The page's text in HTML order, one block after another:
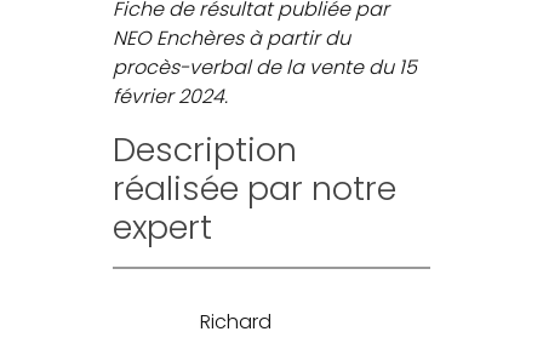
Fiche de résultat publiée par
NEO Enchères à partir du
procès-verbal de la vente du 15
février 2024.
Description
réalisée par notre
expert
Richard